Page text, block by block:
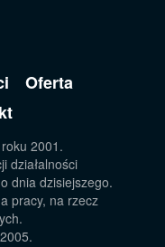
Oferta
2001.
działalności
dnia dzisiejszego.
pracy, na rzecz